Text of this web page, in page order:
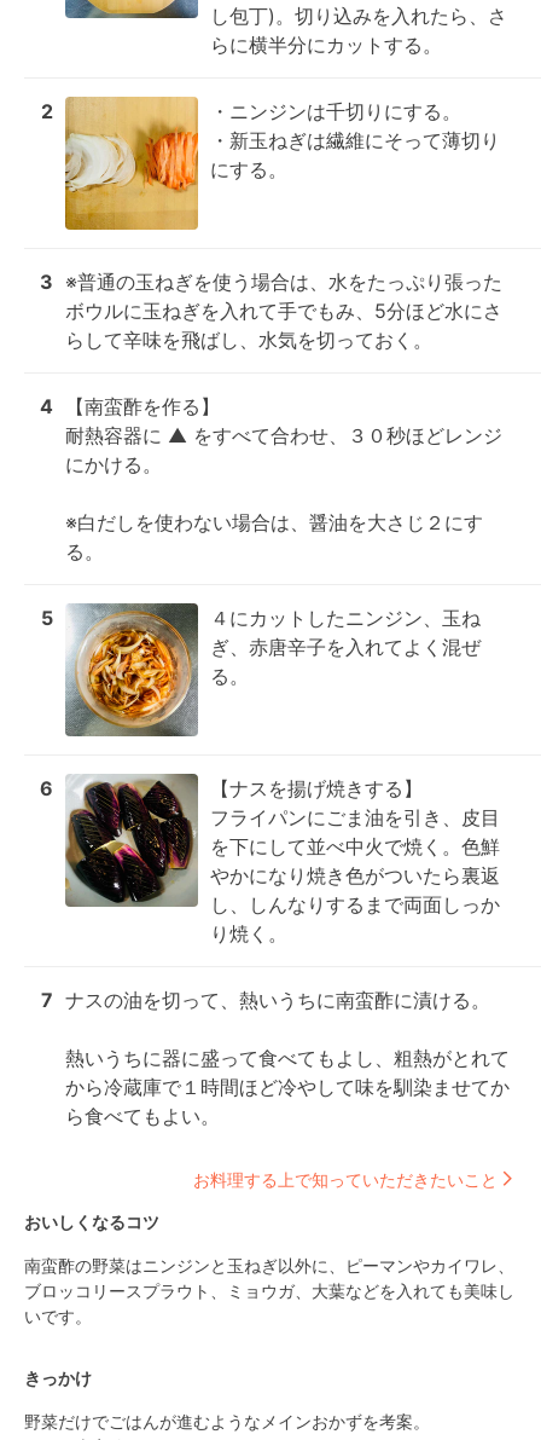
し包丁)。切り込みを入れたら、さ
らに横半分にカットする。
2
・ニンジンは千切りにする。
・新玉ねぎは繊維にそって薄切り
にする。
3 ※普通の玉ねぎを使う場合は、水をたっぷり張った
ボウルに玉ねぎを入れて手でもみ、5分ほど水にさ
らして辛味を飛ばし、水気を切っておく。
4
【南蛮酢を作る】
耐熱容器に ▲ をすべて合わせ、３０秒ほどレンジ
にかける。
※白だしを使わない場合は、醤油を大さじ２にす
る。
5
４にカットしたニンジン、玉ね
ぎ、赤唐辛子を入れてよく混ぜ
る。
6
【ナスを揚げ焼きする】
フライパンにごま油を引き、皮目
を下にして並べ中火で焼く。色鮮
やかになり焼き色がついたら裏返
し、しんなりするまで両面しっか
り焼く。
7 ナスの油を切って、熱いうちに南蛮酢に漬ける。
熱いうちに器に盛って食べてもよし、粗熱がとれて
から冷蔵庫で１時間ほど冷やして味を馴染ませてか
ら食べてもよい。
お料理する上で知っていただきたいこと
おいしくなるコツ
南蛮酢の野菜はニンジンと玉ねぎ以外に、ピーマンやカイワレ、
ブロッコリースプラウト、ミョウガ、大葉などを入れても美味し
いです。
きっかけ
野菜だけでごはんが進むようなメインおかずを考案。